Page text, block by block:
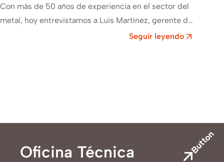
Con más de 50 años de experiencia en el sector del
metal, hoy entrevistamos a Luis Martínez, gerente de
Seguir leyendo
Button
Oficina Técnica